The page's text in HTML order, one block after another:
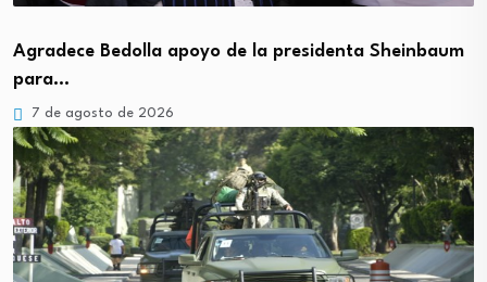
Agradece Bedolla apoyo de la presidenta Sheinbaum
para…
7 de agosto de 2026